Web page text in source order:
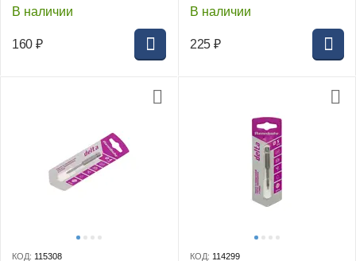
В наличии
160 ₽
В наличии
225 ₽
КОД: 115308 КОД: 114299